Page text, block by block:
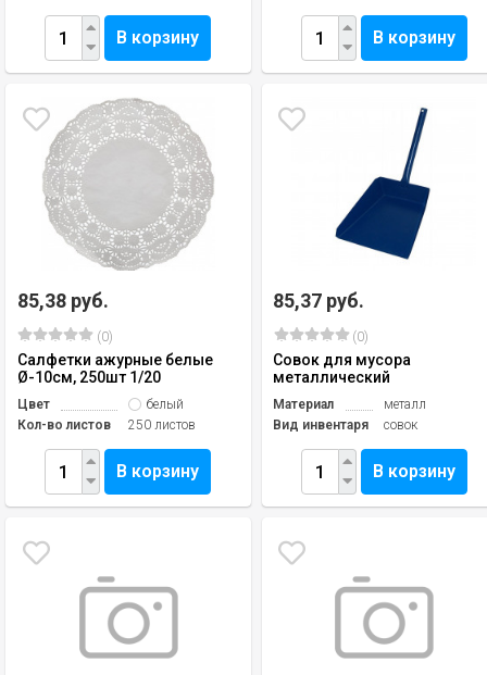
В корзину В корзину
85,38 руб.
(0)
Салфетки ажурные белые
Ø-10см, 250шт 1/20
Цвет
белый
Кол-во листов
250 листов
В корзину
85,37 руб.
(0)
Совок для мусора
металлический
Материал
металл
Вид инвентаря
совок
В корзину